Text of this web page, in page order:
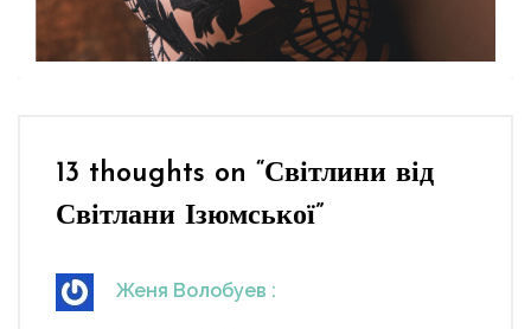
13 thoughts on “Світлини від
Світлани Ізюмської”
Женя Волобуев :